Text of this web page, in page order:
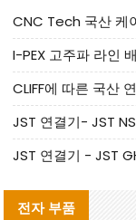
I-PEX 고주파 라인
CLIFF에 따른 국산
전자 부품